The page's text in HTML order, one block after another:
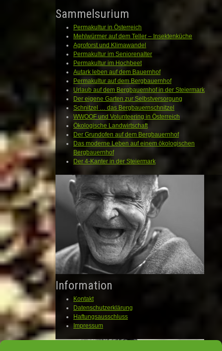
Sammelsurium
Permakultur in Österreich
Mehlwürmer auf dem Teller – Insektenküche
Agroforst und Klimawandel
Permakultur im Seniorenalter
Permakultur im Hochbeet
Autark leben auf dem Bauernhof
Permakultur auf dem Bergbauernhof
Urlaub auf dem Bergbauernhof in der Steiermark
Der eigene Garten zur Selbstversorgung
Schnitzel … das Bergbauernschnitzel
WWOOF und Volunteering in Österreich
Ökologische Landwirtschaft
Der Grundofen auf dem Bergbauernhof
Das moderne Leben auf einem ökologischen
Bergbauernhof
Der 4-Kanter in der Steiermark
Information
Kontakt
Datenschutzerklärung
Haftungsausschluss
Impressum